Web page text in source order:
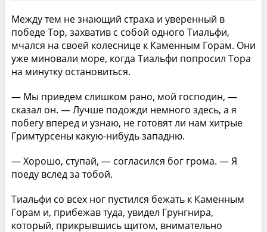
Между тем не знающий страха и уверенный в
победе Тор, захватив с собой одного Тиальфи,
мчался на своей колеснице к Каменным Горам. Они
уже миновали море, когда Тиальфи попросил Тора
на минутку остановиться.
— Мы приедем слишком рано, мой господин, —
сказал он. — Лучше подожди немного здесь, а я
побегу вперед и узнаю, не готовят ли нам хитрые
Гримтурсены какую-нибудь западню.
— Хорошо, ступай, — согласился бог грома. — Я
поеду вслед за тобой.
Тиальфи со всех ног пустился бежать к Каменным
Горам и, прибежав туда, увидел Грунгнира,
который, прикрывшись щитом, внимательно